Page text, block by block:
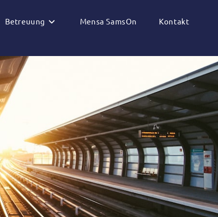
Betreuung Mensa SamsOn Kontakt